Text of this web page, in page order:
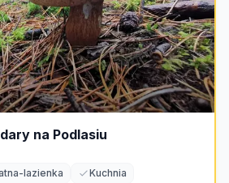
na Podlasiu
lazienka
Kuchnia